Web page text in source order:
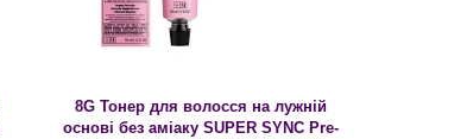
8G Тонер для волосся на лужній
основі без аміаку SUPER SYNC Pre-